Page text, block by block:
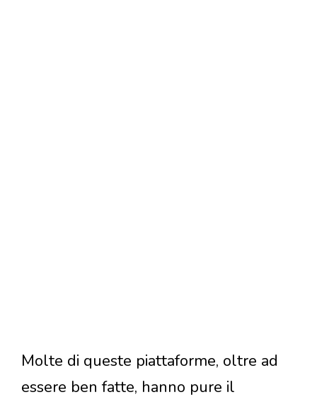
Molte di queste piattaforme, oltre ad
essere ben fatte, hanno pure il